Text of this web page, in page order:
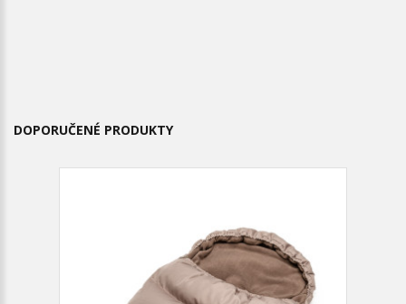
DOPORUČENÉ PRODUKTY